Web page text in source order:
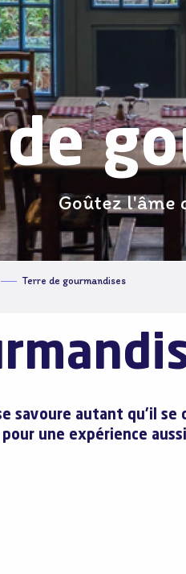
Goûtez
Terre de gourmandises
savoure autant qu’il
une expérience aussi